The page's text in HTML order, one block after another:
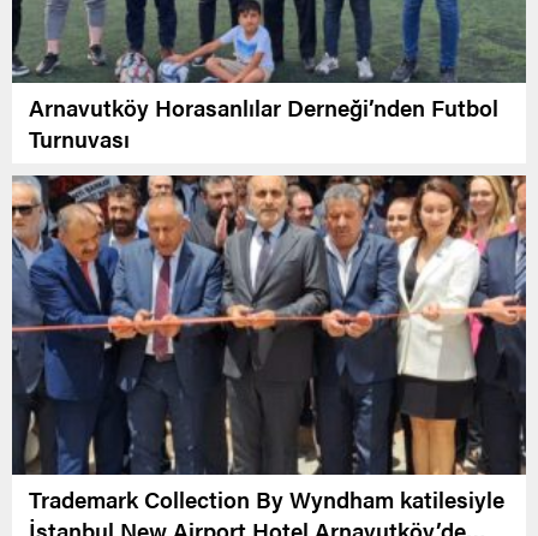
Arnavutköy Horasanlılar Derneği’nden Futbol
Turnuvası
Trademark Collection By Wyndham katilesiyle